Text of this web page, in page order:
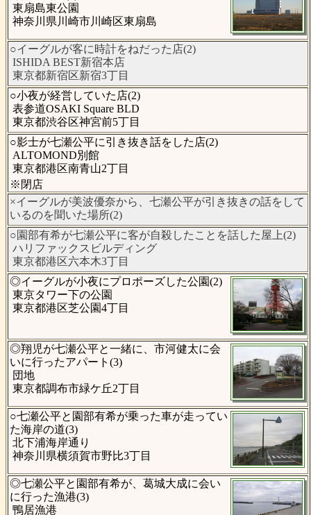
東扇島東公園
神奈川県川崎市川崎区東扇島
○イーグルが客に時計をねだった店(2)
ISHIDA BEST新宿本店
東京都新宿区新宿3丁目
○小夜が経営していた店(2)
表参道OSAKI Square BLD
東京都渋谷区神宮前5丁目
○影士が七瀬公平に引き抜き話をした店(2)
ALTOMOND別館
東京都港区南青山2丁目
※閉店
×イーグルが美波優奈から、七瀬公平が引き抜きの話をして
いるのを聞いた場所(2)
○園部有希が七瀬公平に客が自殺したことを話した屋上(2)
ハリファックスビルディング
東京都港区六本木3丁目
◎イーグルが小夜にプロポーズした公園(2)
東京タワー下の公園
東京都港区芝公園4丁目
◎翔児が七瀬公平と一緒に、市河健太に会
いに行ったアパート(3)
団地
東京都調布市緑ケ丘2丁目
○七瀬公平と園部有希が乗った車が走ってい
た海岸の道(3)
北下浦海岸通り
神奈川県横須賀市野比3丁目
◎七瀬公平と園部有希が、葛城大成に会い
に行った漁港(3)
鴨居漁港